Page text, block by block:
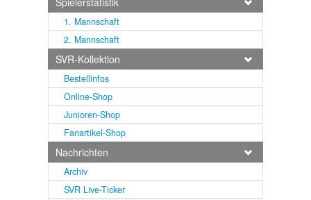
1. Mannschaft
2. Mannschaft
SVR-Kollektion
Bestellinfos
Online-Shop
Junioren-Shop
Fanartikel-Shop
Nachrichten
Archiv
SVR Live-Ticker